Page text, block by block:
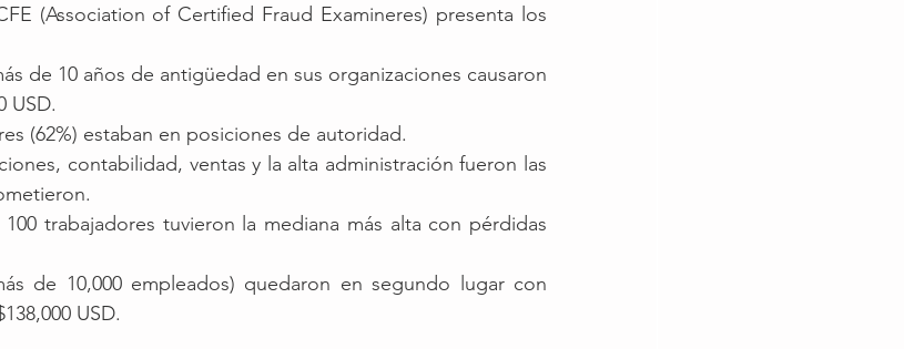
(Association of Certified Fraud Examineres) presenta los
de 10 años de antigüedad en sus organizaciones causaron
USD.
(62%) estaban en posiciones de autoridad.
contabilidad, ventas y la alta administración fueron las
trabajadores tuvieron la mediana más alta con pérdidas
de 10,000 empleados) quedaron en segundo lugar con
USD.